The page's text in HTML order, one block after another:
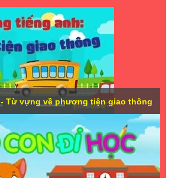
Từ vựng về phương tiện giao thông